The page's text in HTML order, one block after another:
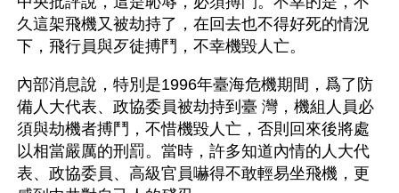
久這架飛機又被劫持了，在回去也不得好死的情況
下，飛行員與歹徒搏鬥，不幸機毀人亡。
內部消息說，特別是1996年臺海危機期間，爲了防
備人大代表、政協委員被劫持到臺 灣，機組人員必
須與劫機者搏鬥，不惜機毀人亡，否則回來後將處
以相當嚴厲的刑罰。當時，許多知道內情的人大代
表、政協委員、高級官員嚇得不敢輕易坐飛機，更